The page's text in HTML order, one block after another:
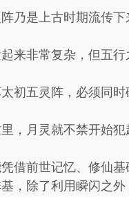
乃是上古时期流传下
来非常复杂，但五
初五灵阵，必须同
，月灵就不禁开始犯
借前世记忆、修仙
，除了利用瞬闪之外